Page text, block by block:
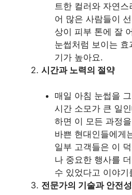
트한 컬러와 자연
어 많은 사람들이
상이 피부 톤에 잘
눈썹처럼 보이는
기가 높아요.
시간과 노력의 절약
매일 아침 눈썹을
시간 소모가 큰 일
하면 이 모든 과정
바쁜 현대인들에게
일부 고객들은 이
나 중요한 행사를
수 있었다고 이야기
전문가의 기술과 안전성